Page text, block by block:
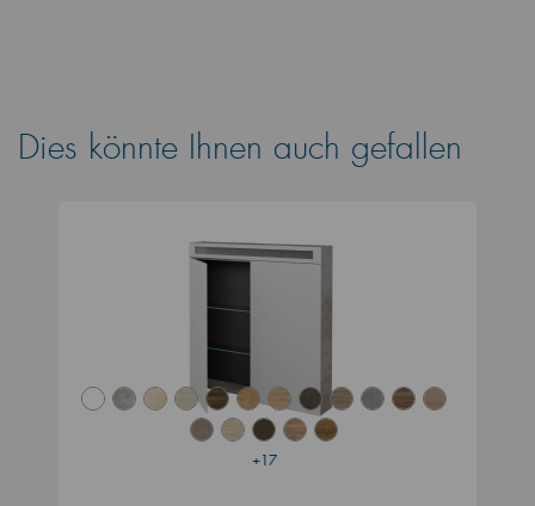
Dies könnte Ihnen auch gefallen
+17